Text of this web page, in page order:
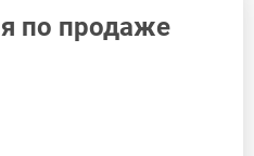
по продаже